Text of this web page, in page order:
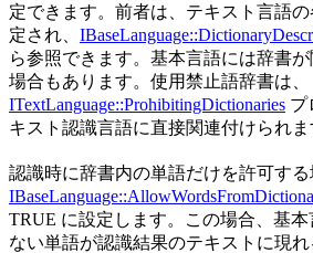
定できます。前者は、テキスト言語の
定され、
ら参照できます。基本言語には辞書
場合もあります。使用禁止語辞書は、
ITextLanguage::ProhibitingDictionaries プ
キスト認識言語に直接関連付けられま
認識時に辞書内の単語だけを許可する
TRUE に設定します。この場合、基
ない単語が認識結果のテキストに現